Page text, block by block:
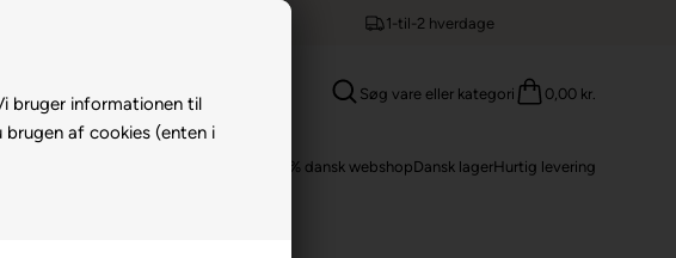
bruger informationen til
af cookies (enten i
1-til-2 hverdage
Søg vare eller kategori 0,00 kr.
100% dansk webshopDansk lagerHurtig levering